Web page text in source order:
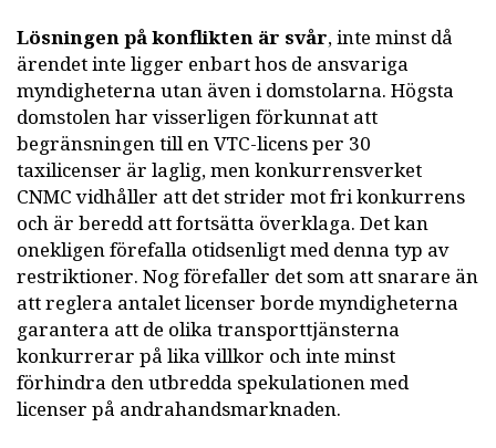
Lösningen på konflikten är svår, inte minst då
ärendet inte ligger enbart hos de ansvariga
myndigheterna utan även i domstolarna. Högsta
domstolen har visserligen förkunnat att
begränsningen till en VTC-licens per 30
taxilicenser är laglig, men konkurrensverket
CNMC vidhåller att det strider mot fri konkurrens
och är beredd att fortsätta överklaga. Det kan
onekligen förefalla otidsenligt med denna typ av
restriktioner. Nog förefaller det som att snarare än
att reglera antalet licenser borde myndigheterna
garantera att de olika transporttjänsterna
konkurrerar på lika villkor och inte minst
förhindra den utbredda spekulationen med
licenser på andrahandsmarknaden.